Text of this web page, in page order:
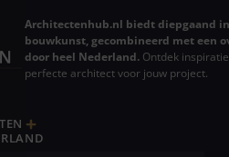
Architectenhub.nl biedt diepgaand
bouwkunst, gecombineerd met een
door heel Nederland. Ontdek
perfecte architect voor jouw project.